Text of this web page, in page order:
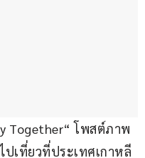
Together“ โพสต์ภาพ
เที่ยวที่ประเทศเกาหลี